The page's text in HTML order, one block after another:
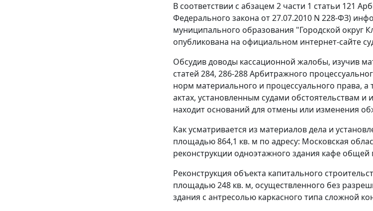
В соответствии с абзацем 2 части 1 статьи 121
Федерального закона от 27.07.2010 N 228-ФЗ)
муниципального образования "Городской округ
опубликована на официальном интернет-сайте
Обсудив доводы кассационной жалобы, изучив
статей 284, 286-288Арбитражного
норм материального и процессуального права,
актах, установленным судами обстоятельствам
находит оснований для отмены или изменения
Как усматривается из материалов дела и
площадью 864,1 кв. м по адресу: Московская
реконструкции одноэтажного здания кафе
Реконструкция объекта капитального
площадью 248 кв. м, осуществленного без
здания с антресолью каркасного типа сложной